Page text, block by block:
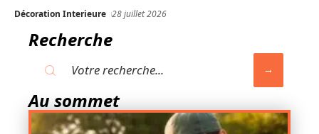
Décoration Interieure 28 juillet 2026
Recherche
Au sommet